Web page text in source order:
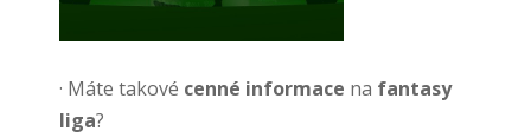
· Máte takové cenné informace na fantasy
liga?